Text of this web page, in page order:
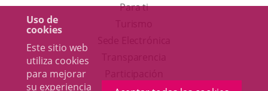
Uso de
cookies
Este sitio web
utiliza cookies
para mejorar
su experiencia
Para ti